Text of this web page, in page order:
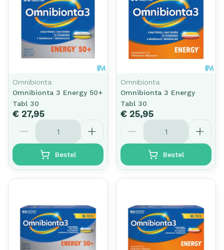
Omnibionta
Omnibionta 3 Energy 50+
Tabl 30
€ 27,95
Aantal
Bestel
Omnibionta
Omnibionta 3 Energy
Tabl 30
€ 25,95
Aantal
Bestel